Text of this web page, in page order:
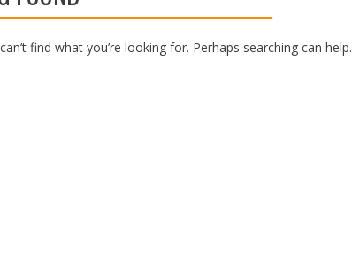
find what you’re looking for. Perhaps searching can help.